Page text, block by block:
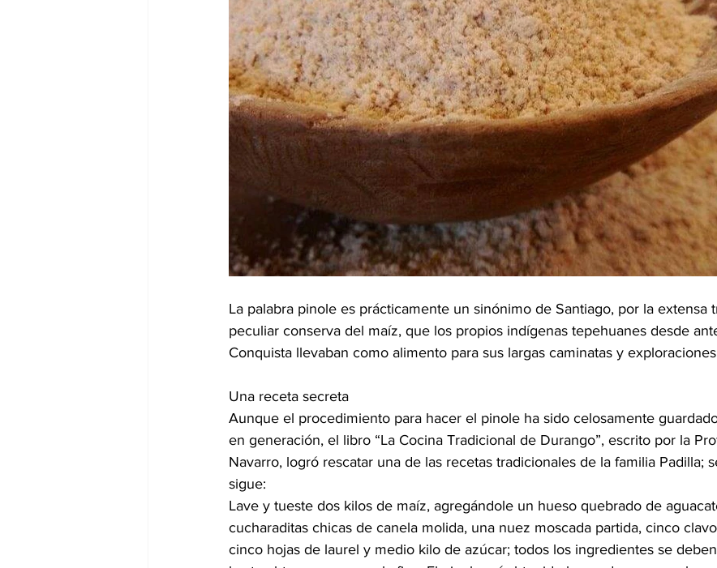
La palabra pinole es prácticamente un sinónimo de Santiago, por la extensa
peculiar conserva del maíz, que los propios indígenas tepehuanes desde
Conquista llevaban como alimento para sus largas caminatas y
Una receta secreta
Aunque el procedimiento para hacer el pinole ha sido celosamente
en generación, el libro “La Cocina Tradicional de Durango”, escrito por la
Navarro, logró rescatar una de las recetas tradicionales de la familia Padilla;
sigue:
Lave y tueste dos kilos de maíz, agregándole un hueso quebrado de
cucharaditas chicas de canela molida, una nuez moscada partida, cinco
cinco hojas de laurel y medio kilo de azúcar; todos los ingredientes se